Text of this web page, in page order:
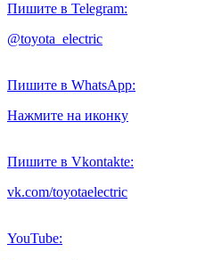
Пишите в Telegram:
@toyota_electric
Пишите в WhatsApp:
Нажмите на иконку
Пишите в Vkontakte:
vk.com/toyotaelectric
YouTube: